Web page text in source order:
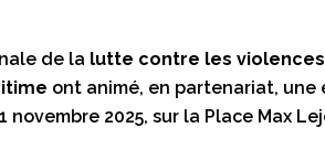
de la lutte contre les
ont animé, en partenariat, une
2025, sur la Place Max